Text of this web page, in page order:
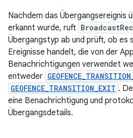
Nachdem das Übergangsereignis
erkannt wurde, ruft
Übergangstyp ab und prüft, ob es
Ereignisse handelt, die von der
Benachrichtigungen verwendet
entweder
GEOFENCE_TRANSITION_EXIT .
eine Benachrichtigung und
Übergangsdetails.